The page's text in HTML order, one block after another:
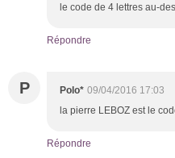
le code de 4 lettres au-
Répondre
P Polo* 09/04/2016 17:03
la pierre LEBOZ est le
Répondre